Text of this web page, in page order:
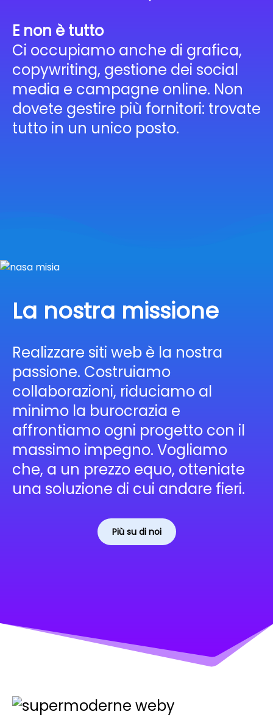
E non è tutto
Ci occupiamo anche di grafica,
copywriting, gestione dei social
media e campagne online. Non
dovete gestire più fornitori: trovate
tutto in un unico posto.
La nostra missione
Realizzare siti web è la nostra
passione. Costruiamo
collaborazioni, riduciamo al
minimo la burocrazia e
affrontiamo ogni progetto con il
massimo impegno. Vogliamo
che, a un prezzo equo, otteniate
una soluzione di cui andare fieri.
Più su di noi